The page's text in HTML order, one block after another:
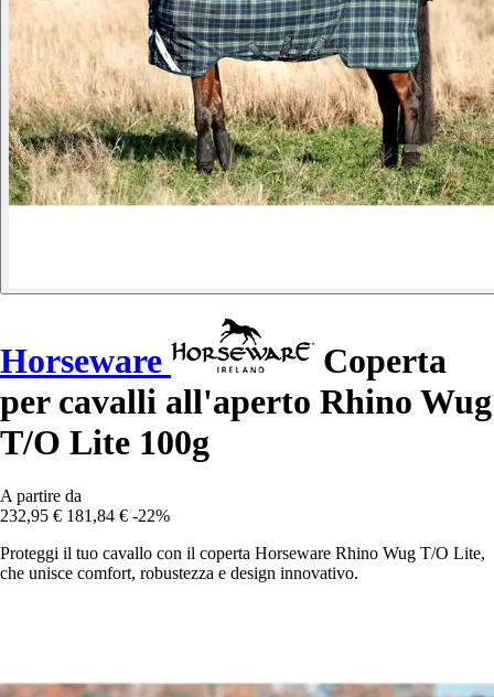
Horseware
Coperta
per cavalli all'aperto Rhino Wug
T/O Lite 100g
A partire da
232,95 € 181,84 € -22%
Proteggi il tuo cavallo con il coperta Horseware Rhino Wug T/O Lite,
che unisce comfort, robustezza e design innovativo.